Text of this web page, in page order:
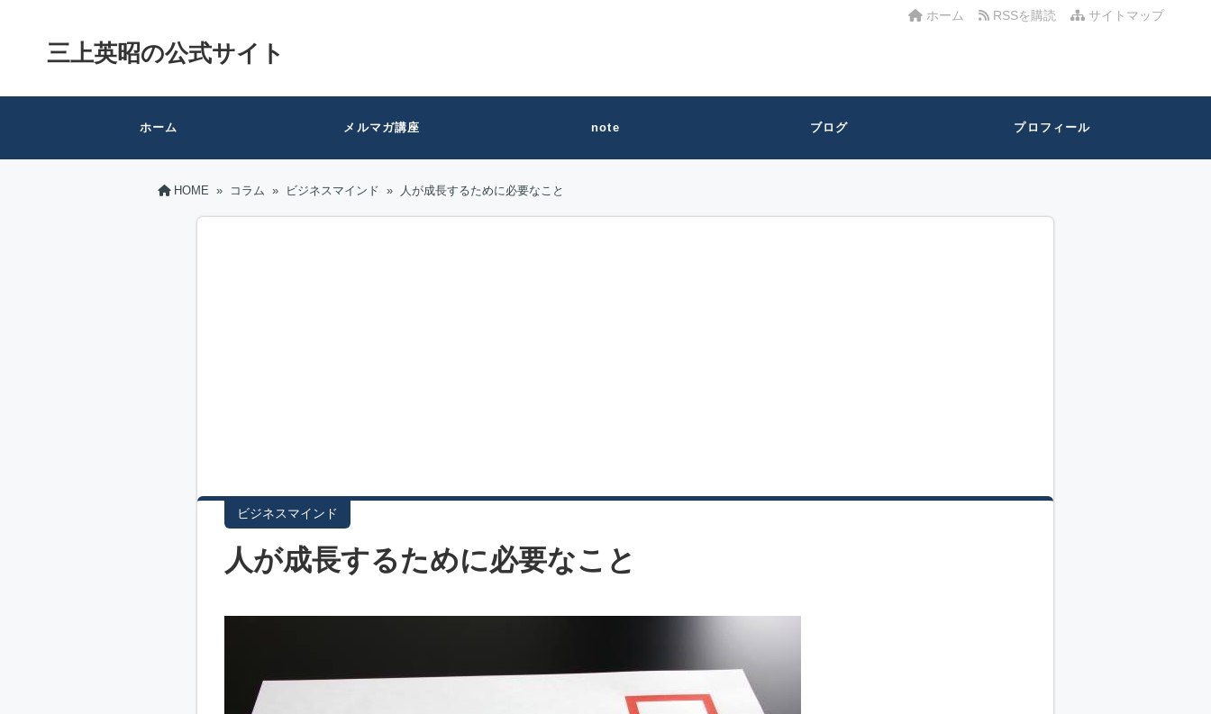
サイトマップ
RSSを購読
ホーム
三上英昭の公式サイト
ホーム メルマガ講座 note ブログ プロフィール
HOME » コラム » ビジネスマインド » 人が成長するために必要なこと
ビジネスマインド
人が成長するために必要なこと